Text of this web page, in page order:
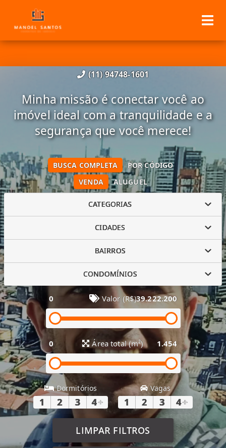
(11) 94748-1601
Minha missão é conectar você ao
imóvel ideal com a tranquilidade e a
segurança que você merece!
VENDA ALUGUEL
BUSCA COMPLETA POR CÓDIGO
CATEGORIAS
CIDADES
BAIRROS
CONDOMÍNIOS
0 Valor (R$)39.222.200
0 Área total (m²) 1.454
Dormitórios
1 2 3 4+
Vagas
1 2 3 4+
LIMPAR FILTROS